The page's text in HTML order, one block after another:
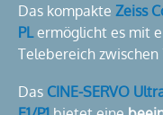
Das kompakte Zeiss
PLermöglicht es mit
Telebereich zwischen
Das CINE-SERVO